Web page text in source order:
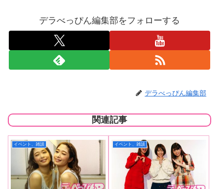
デラべっぴん編集部をフォローする
デラべっぴん編集部
関連記事
イベント、雑談 イベント、雑談